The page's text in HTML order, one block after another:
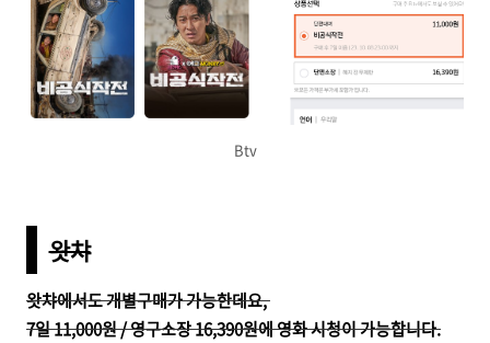
Btv
왓챠
왓챠에서도 개별구매가 가능한데요,
7일 11,000원 / 영구소장 16,390원에 영화 시청이 가능합니다.